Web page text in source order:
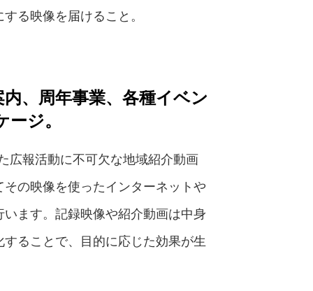
る映像を届けること。
、周年事業、各種イベン
ジ。
広報活動に不可欠な地域紹介動画
の映像を使ったインターネットや
ます。記録映像や紹介動画は中身
ることで、目的に応じた効果が生